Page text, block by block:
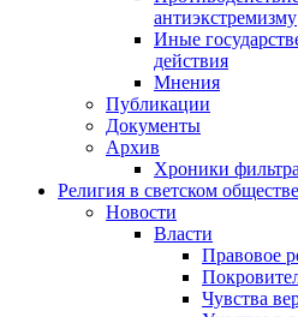
антиэкстремизму
Иные
действия
Мнения
Публикации
Документы
Архив
Хроники
Религия в светском обществе
Новости
Власти
Правовое
Чувства